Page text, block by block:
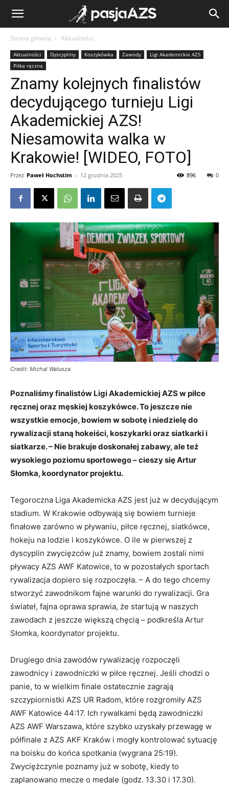
Strona główna Aktualności
Aktualności Dyscypliny Koszykówka Zawody
Ligi Akademickie AZS
Piłka ręczna
Znamy kolejnych finalistów
decydującego turnieju Ligi
Akademickiej AZS!
Niesamowita walka w
Krakowie! [WIDEO, FOTO]
Przez Paweł Hochstim - 12 grudnia 2025 0
896
Credit: Michal Walusza
Poznaliśmy finalistów Ligi Akademickiej AZS w piłce
ręcznej oraz męskiej koszykówce. To jeszcze nie
wszystkie emocje, bowiem w sobotę i niedzielę do
rywalizacji staną hokeiści, koszykarki oraz siatkarki i
siatkarze. – Nie brakuje doskonałej zabawy, ale też
wysokiego poziomu sportowego – cieszy się Artur
Słomka, koordynator projektu.
Tegoroczna Liga Akademicka AZS jest już w decydującym
stadium. W Krakowie odbywają się bowiem turnieje
finałowe zarówno w pływaniu, piłce ręcznej, siatkówce,
hokeju na lodzie i koszykówce. O ile w pierwszej z
dyscyplin zwycięzców już znamy, bowiem zostali nimi
pływacy AZS AWF Katowice, to w pozostałych sportach
rywalizacja dopiero się rozpoczęła. – A do tego chcemy
stworzyć zawodnikom fajne warunki do rywalizacji. Gra
świateł, fajna oprawa sprawia, że startują w naszych
zawodach z jeszcze większą chęcią – podkreśla Artur
Słomka, koordynator projektu.
Drugiego dnia zawodów rywalizację rozpoczęli
zawodnicy i zawodniczki w piłce ręcznej. Jeśli chodzi o
panie, to w wielkim finale ostatecznie zagrają
szczypiornistki AZS UR Radom, które rozgromiły AZS
AWF Katowice 44:17. Ich rywalkami będą zawodniczki
AZS AWF Warszawa, które szybko uzyskały przewagę w
półfinale z AZS AKF Kraków i mogły kontrolować sytuację
na boisku do końca spotkania (wygrana 25:19).
Zwyciężczynie poznamy już w sobotę, kiedy to
zaplanowano mecze o medale (godz. 13.30 i 17.30).